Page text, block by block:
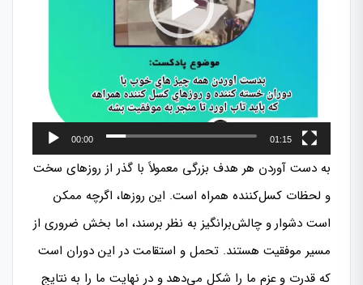
00:00 01:15
به دست آوردن هر هدف بزرگی معمولاً با گذر از روزهای سخت
و لحظات کسل‌کننده همراه است. این روزها، اگرچه ممکن
است دشوار و چالش‌برانگیز به نظر برسند، اما بخش ضروری از
مسیر موفقیت هستند. تحمل و استقامت در این دوران است
که قدرت و عزم ما را شکل می‌دهد و در نهایت ما را به نتایج